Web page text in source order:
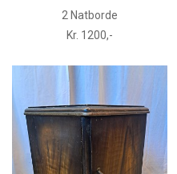
2 Natborde
Kr. 1200,-